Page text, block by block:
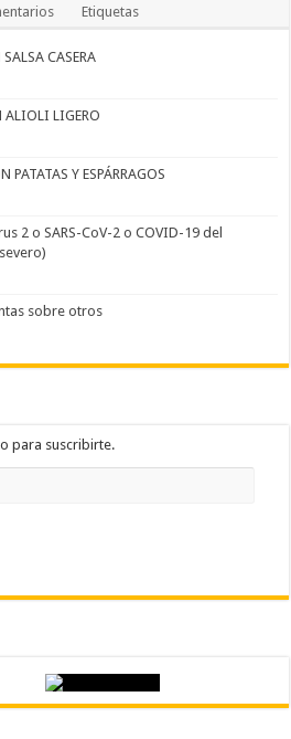
Etiquetas
CASERA
ALIOLI LIGERO
PATATAS Y ESPÁRRAGOS
2 o SARS-CoV-2 o COVID-19 del
sobre otros
para suscribirte.